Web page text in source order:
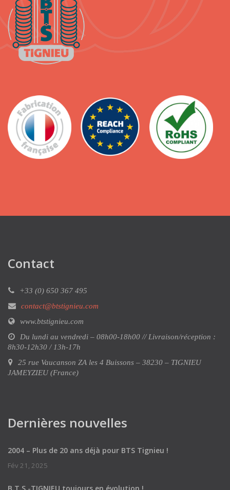
Contact
+33 (0) 650 367 495
contact@btstignieu.com
www.btstignieu.com
Du lundi au vendredi – 08h00-18h00 // Livraison/réception :
8h30-12h30 / 13h-17h
25 rue Vaucanson ZA les 4 Buissons – 38230 – TIGNIEU
JAMEYZIEU (France)
Dernières nouvelles
2004 – Plus de 20 ans déjà pour BTS Tignieu !
Fév 21, 2025
B.T.S.-TIGNIEU toujours en évolution !